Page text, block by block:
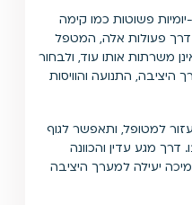
פשוטות כמו קימה
דרך פעולות אלה, המטפל
משרתות אותו עוד, ולבחור
התנועה והוויסות
למטופל, ותאפשר לגוף
מגע עדין והכוונה
יעילה למערך היציבה